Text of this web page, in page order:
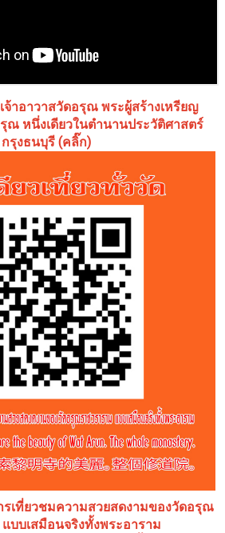
าอาวาสวัดอรุณ พระผู้สร้างเหรียญ
ณ หนึ่งเดียวในตำนานประวัติศาสตร์
กรุงธนบุรี (คลิ๊ก)
รเที่ยวชมความสวยสดงามของวัดอรุณ
บบเสมือนจริงทั้งพระอาราม